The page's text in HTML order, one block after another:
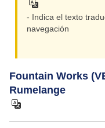
- Indica el texto
navegación
Fountain Works
Rumelange